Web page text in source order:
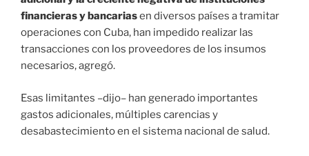
financieras y bancariasen diversos países a tramitar
operaciones con Cuba, han impedido realizar las
transacciones con los proveedores de los insumos
necesarios, agregó.
Esas limitantes –dijo– han generado importantes
gastos adicionales, múltiples carencias y
desabastecimiento en el sistema nacional de salud.